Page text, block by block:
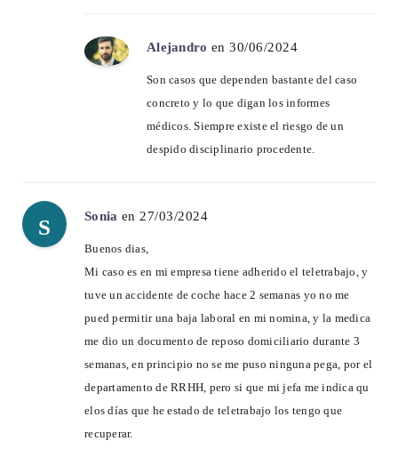
Alejandro en 30/06/2024
Son casos que dependen bastante del caso
concreto y lo que digan los informes
médicos. Siempre existe el riesgo de un
despido disciplinario procedente.
S Sonia en 27/03/2024
Buenos dias,
Mi caso es en mi empresa tiene adherido el teletrabajo, y
tuve un accidente de coche hace 2 semanas yo no me
pued permitir una baja laboral en mi nomina, y la medica
me dio un documento de reposo domiciliario durante 3
semanas, en principio no se me puso ninguna pega, por el
departamento de RRHH, pero si que mi jefa me indica qu
elos días que he estado de teletrabajo los tengo que
recuperar.